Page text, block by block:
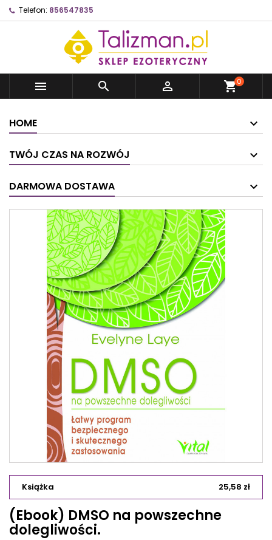
Telefon: 856547835
   shopping_cart0
HOME
TWÓJ CZAS NA ROZWÓJ
DARMOWA DOSTAWA
Książka 25,58 zł
(Ebook) DMSO na powszechne
dolegliwości.